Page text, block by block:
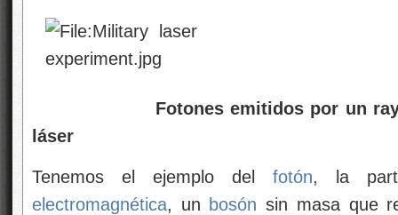
Fotones emitidos por un
láser
Tenemos el ejemplo del fotón, la
electromagnética, un bosón sin masa que